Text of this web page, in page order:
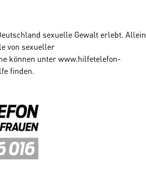
sexuelle Gewalt erlebt. Allein
von sexueller
können unterwww.hilfetelefon-
finden.